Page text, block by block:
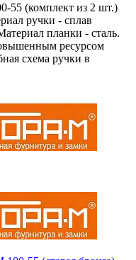
55 (комплект из 2 шт.)
ручки - сплав
планки - сталь.
ресурсом
схема ручки в